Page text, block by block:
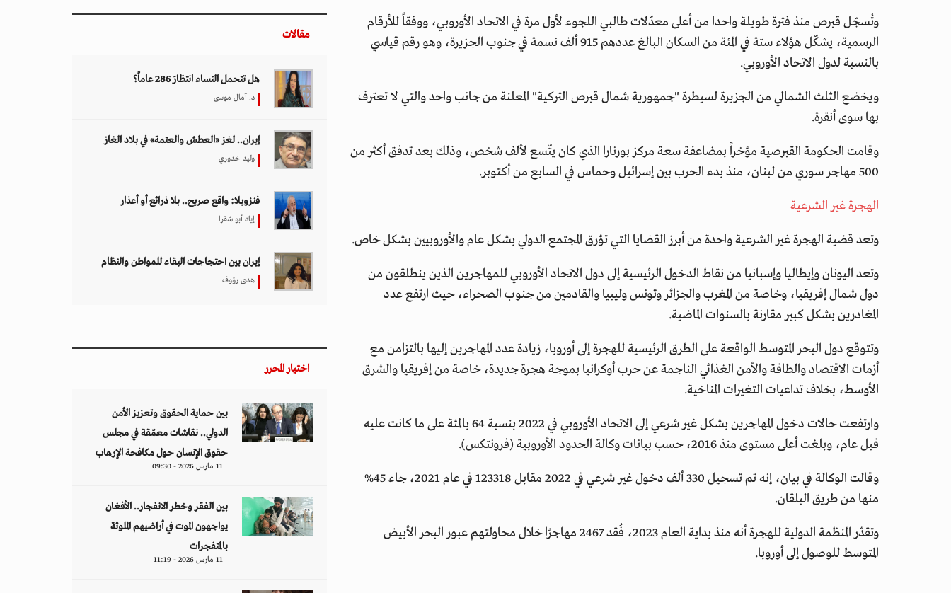
وتُسجّل قبرص منذ فترة طويلة واحدا من أعلى معدّلات طالبي اللجوء لأول مرة في الاتحاد الأوروبي، ووفقاً للأرقام
الرسمية، يشكّل هؤلاء ستة في المئة من السكان البالغ عددهم 915 ألف نسمة في جنوب الجزيرة، وهو رقم قياسي
بالنسبة لدول الاتحاد الأوروبي.
ويخضع الثلث الشمالي من الجزيرة لسيطرة "جمهورية شمال قبرص التركية" المعلنة من جانب واحد والتي لا تعترف
بها سوى أنقرة.
وقامت الحكومة القبرصية مؤخراً بمضاعفة سعة مركز بورنارا الذي كان يتّسع لألف شخص، وذلك بعد تدفق أكثر من
500 مهاجر سوري من لبنان، منذ بدء الحرب بين إسرائيل وحماس في السابع من أكتوبر.
الهجرة غير الشرعية
وتعد قضية الهجرة غير الشرعية واحدة من أبرز القضايا التي تؤرق المجتمع الدولي بشكل عام والأوروبيين بشكل خاص.
وتعد اليونان وإيطاليا وإسبانيا من نقاط الدخول الرئيسية إلى دول الاتحاد الأوروبي للمهاجرين الذين ينطلقون من
دول شمال إفريقيا، وخاصة من المغرب والجزائر وتونس وليبيا والقادمين من جنوب الصحراء، حيث ارتفع عدد
المغادرين بشكل كبير مقارنة بالسنوات الماضية.
وتتوقع دول البحر المتوسط الواقعة على الطرق الرئيسية للهجرة إلى أوروبا، زيادة عدد المهاجرين إليها بالتزامن مع
أزمات الاقتصاد والطاقة والأمن الغذائي الناجمة عن حرب أوكرانيا بموجة هجرة جديدة، خاصة من إفريقيا والشرق
الأوسط، بخلاف تداعيات التغيرات المناخية.
وارتفعت حالات دخول المهاجرين بشكل غير شرعي إلى الاتحاد الأوروبي في 2022 بنسبة 64 بالمئة على ما كانت عليه
قبل عام، وبلغت أعلى مستوى منذ 2016، حسب بيانات وكالة الحدود الأوروبية (فرونتكس).
وقالت الوكالة في بيان، إنه تم تسجيل 330 ألف دخول غير شرعي في 2022 مقابل 123318 في عام 2021، جاء 45%
منها من طريق البلقان.
وتقدّر المنظمة الدولية للهجرة أنه منذ بداية العام 2023، فُقد 2467 مهاجرًا خلال محاولتهم عبور البحر الأبيض
المتوسط للوصول إلى أوروبا.
مقالات
هل تتحمل النساء انتظارَ 286 عاماً؟
د. آمال موسى
إيران.. لغز «العطش والعتمة» في بلاد الغاز
وليد خدوري
فنزويلا: واقع صريح.. بلا ذرائع أو أعذار
إياد أبو شقرا
إيران بين احتجاجات البقاء للمواطن والنظام
هدى رؤوف
اختيار المحرر
بين حماية الحقوق وتعزيز الأمن
الدولي.. نقاشات معمّقة في مجلس
حقوق الإنسان حول مكافحة الإرهاب
11 مارس 2026 - 09:30
بين الفقر وخطر الانفجار.. الأفغان
يواجهون الموت في أراضيهم الملوثة
بالمتفجرات
11 مارس 2026 - 11:19